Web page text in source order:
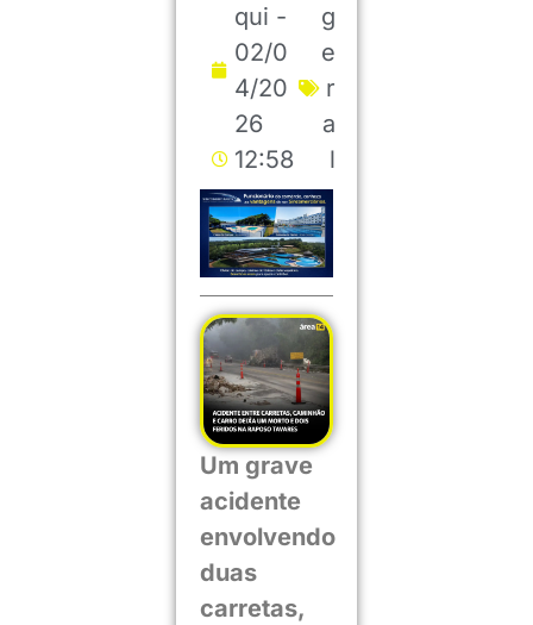
qui -
02/0
4/20
26
12:58
g
e
r
a
l
Um grave
acidente
envolvendo
duas
carretas,